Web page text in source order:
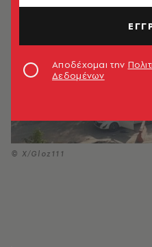
© Χ/Gloz111
Αποδέχομαι την
Δεδομένων